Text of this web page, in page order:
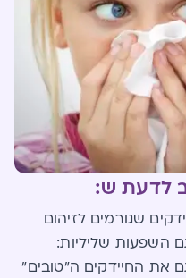
לדעת ש:
שגורמים לזיהום
השפעות שליליות:
את החיידקים ה"טובים"